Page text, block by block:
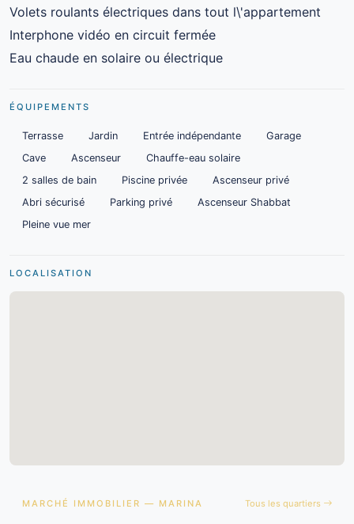
Volets roulants électriques dans tout l\'appartement
Interphone vidéo en circuit fermée
Eau chaude en solaire ou électrique
ÉQUIPEMENTS
Terrasse Jardin Entrée indépendante
Garage
Cave
Ascenseur
Chauffe-eau solaire
2 salles de bain
Piscine privée
Ascenseur privé
Abri sécurisé
Parking privé
Ascenseur Shabbat
Pleine vue mer
LOCALISATION
MARCHÉ IMMOBILIER — MARINA Tous les quartiers